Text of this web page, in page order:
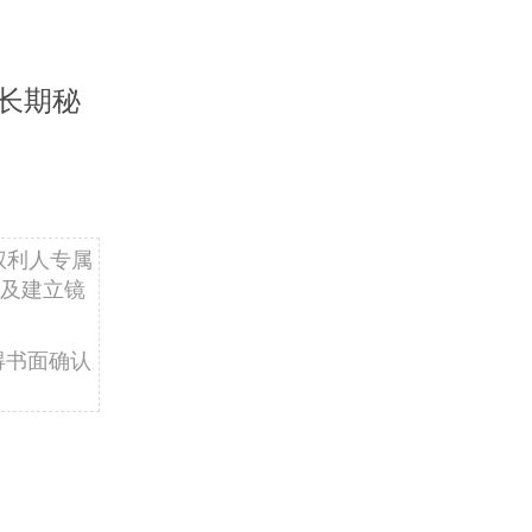
Myron
乔治·阿
·基德兰
年的诺
导师。
期秘
人专属
建立镜
书面确认